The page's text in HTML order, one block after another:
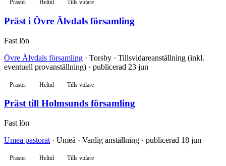
Präster Heltid Tills vidare
Präst i Övre Älvdals församling
Fast lön
Övre Älvdals församling · Torsby · Tillsvidareanställning (inkl.
eventuell provanställning) · publicerad 23 jun
Präster Heltid Tills vidare
Präst till Holmsunds församling
Fast lön
Umeå pastorat · Umeå · Vanlig anställning · publicerad 18 jun
Präster Heltid Tills vidare